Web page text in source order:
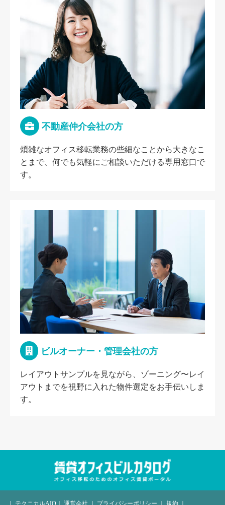
不動産仲介会社の方
煩雑なオフィス移転業務の些細なことから大きなこ
とまで、何でも気軽にご相談いただける専用窓口で
す。
ビルオーナー・管理会社の方
レイアウトサンプルを見ながら、ゾーニング〜レイ
アウトまでを視野に入れた物件選定をお手伝いしま
す。